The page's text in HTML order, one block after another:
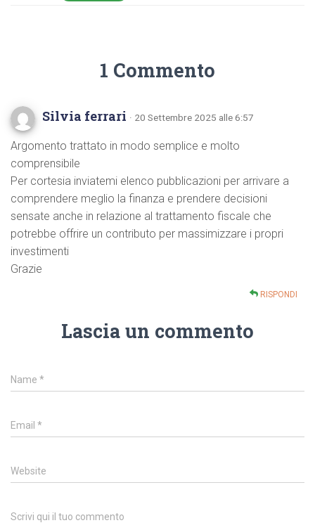
1 Commento
Silvia ferrari · 20 Settembre 2025 alle 6:57
Argomento trattato in modo semplice e molto
comprensibile
Per cortesia inviatemi elenco pubblicazioni per arrivare a
comprendere meglio la finanza e prendere decisioni
sensate anche in relazione al trattamento fiscale che
potrebbe offrire un contributo per massimizzare i propri
investimenti
Grazie
RISPONDI
Lascia un commento
Name *
Email *
Website
Scrivi qui il tuo commento